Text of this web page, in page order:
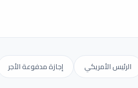
إجازة مدفوعة الأجر الرئيس الأمريكي